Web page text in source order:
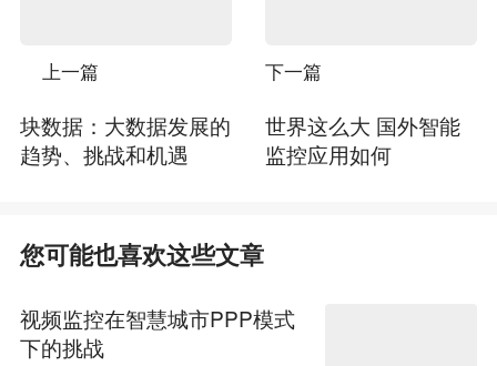
上一篇
块数据：大数据发展的
趋势、挑战和机遇
下一篇
世界这么大 国外智能
监控应用如何
您可能也喜欢这些文章
视频监控在智慧城市PPP模式
下的挑战